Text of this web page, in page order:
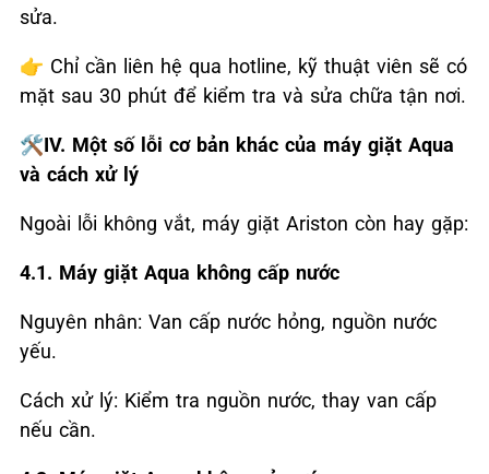
sửa.
👉 Chỉ cần liên hệ qua hotline, kỹ thuật viên sẽ có
mặt sau 30 phút để kiểm tra và sửa chữa tận nơi.
🛠️IV. Một số lỗi cơ bản khác của máy giặt Aqua
và cách xử lý
Ngoài lỗi không vắt, máy giặt Ariston còn hay gặp:
4.1. Máy giặt Aqua không cấp nước
Nguyên nhân: Van cấp nước hỏng, nguồn nước
yếu.
Cách xử lý: Kiểm tra nguồn nước, thay van cấp
nếu cần.